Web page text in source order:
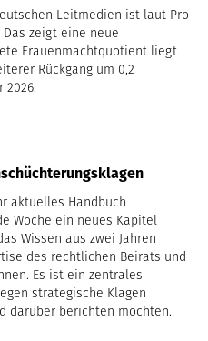
Leitmedien ist laut Pro
zeigt eine neue
Frauenmachtquotient liegt
Rückgang um 0,2
2026.
aktuelles Handbuch
Woche ein neues Kapitel
Wissen aus zwei Jahren
des rechtlichen Beirats und
Es ist ein zentrales
strategische Klagen
darüber berichten möchten.